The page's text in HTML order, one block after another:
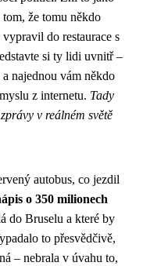
že tomu někdo
do restaurace s
si ty lidi uvnitř –
najednou vám někdo
z internetu. Tady
v reálném světě
autobus, co jezdil
o 350 milionech
do Bruselu a které by
to přesvědčivě,
– nebrala v úvahu to,